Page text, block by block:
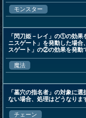
モンスター
「閃刀姫－レイ」の①の効
ニスゲート」を発動した場
スゲート」の②の効果を発動
魔法
「墓穴の指名者」の対象に
ない場合、処理はどうなりま
チェーン